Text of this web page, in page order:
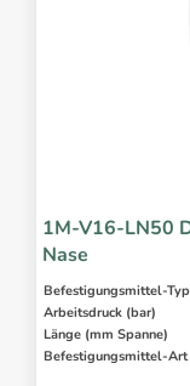
1M-V16-LN50
Nase
Befestigungsmittel-
Arbeitsdruck (bar)
Länge (mm Spanne)
Befestigungsmittel-Art